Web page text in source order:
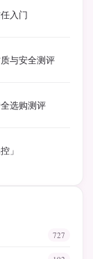
入门
与安全测评
选购测评
」
727